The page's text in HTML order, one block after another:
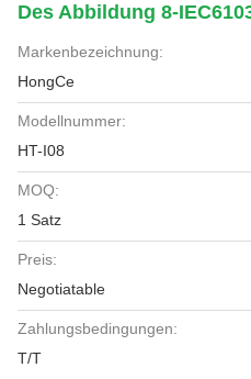
Des Abbildung 8-
Markenbezeichnung:
HongCe
Modellnummer:
HT-I08
MOQ:
1 Satz
Preis:
Negotiatable
Zahlungsbedingungen:
T/T